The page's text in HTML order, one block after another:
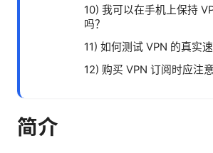
10) 我可以在手机上保持
吗？
11) 如何测试 VPN 的真实速
12) 购买 VPN 订阅时应注
简介